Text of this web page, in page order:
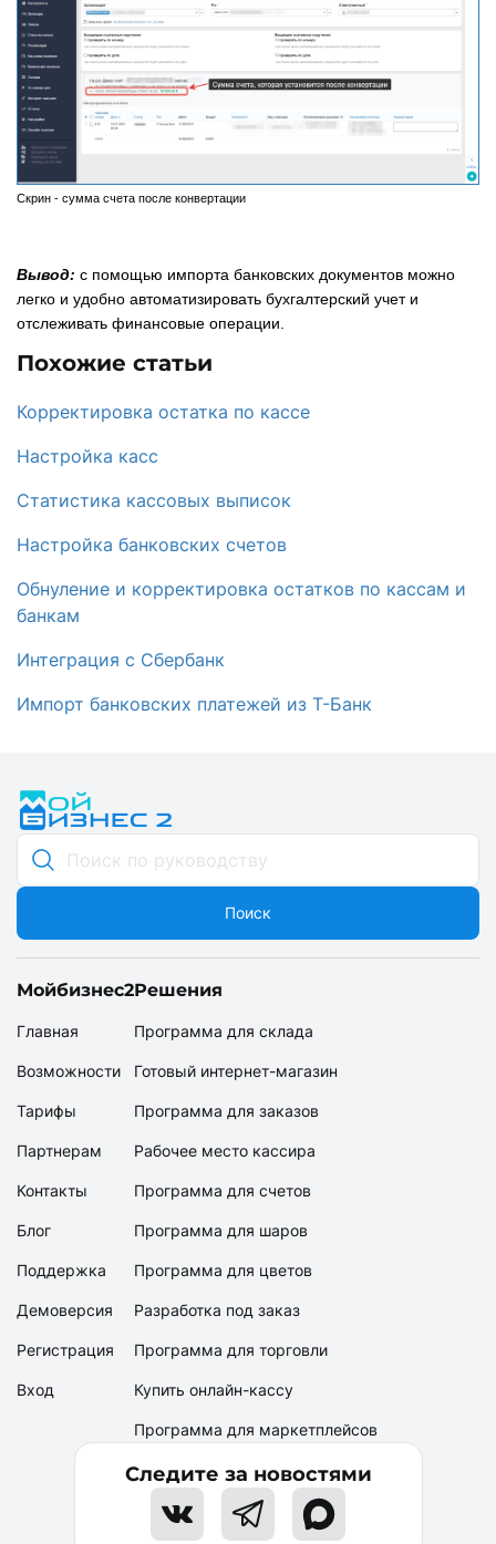
Скрин - сумма счета после конвертации
Вывод: с помощью импорта банковских документов можно
легко и удобно автоматизировать бухгалтерский учет и
отслеживать финансовые операции.
Похожие статьи
Корректировка остатка по кассе
Настройка касс
Статистика кассовых выписок
Настройка банковских счетов
Обнуление и корректировка остатков по кассам и
банкам
Интеграция с Сбербанк
Импорт банковских платежей из Т-Банк
Поиск
Мойбизнес2
Главная
Возможности
Тарифы
Партнерам
Контакты
Блог
Поддержка
Демоверсия
Регистрация
Вход
Решения
Программа для склада
Готовый интернет-магазин
Программа для заказов
Рабочее место кассира
Программа для счетов
Программа для шаров
Программа для цветов
Разработка под заказ
Программа для торговли
Купить онлайн-кассу
Программа для маркетплейсов
Следите за новостями